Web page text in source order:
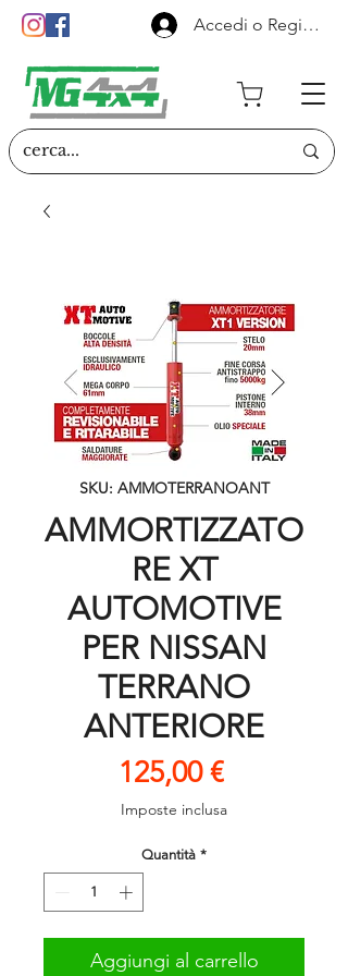
Accedi o Registrati
SKU: AMMOTERRANOANT
AMMORTIZZATO
RE XT
AUTOMOTIVE
PER NISSAN
TERRANO
ANTERIORE
125,00 €Prezzo
Imposte inclusa
Quantità *
Aggiungi al carrello